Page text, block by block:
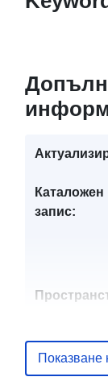
Каталожен
запис:
и:
Показване